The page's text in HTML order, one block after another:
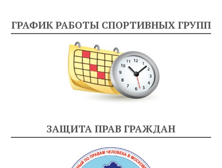
ГРАФИК РАБОТЫ СПОРТИВНЫХ ГРУПП
ЗАЩИТА ПРАВ ГРАЖДАН